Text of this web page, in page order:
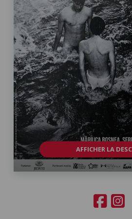
AFFICHER LA